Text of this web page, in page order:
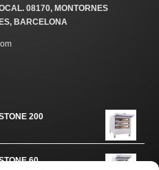
. 08170, MONTORNES
BARCELONA
200
60